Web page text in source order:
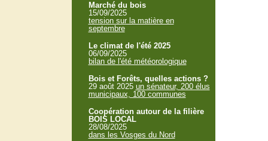
Marché du bois
15/09/2025
tension sur la matière en
septembre
Le climat de l'été 2025
06/09/2025
bilan de l'été météorologique
Bois et Forêts, quelles actions ?
29 août 2025 un sénateur, 200 élus
municipaux, 100 communes
Coopération autour de la filière
BOIS LOCAL
28/08/2025
dans les Vosges du Nord